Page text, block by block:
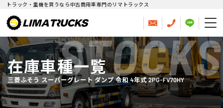
トラック・重機を買うなら中古商用車専門のリマトラックス
在庫車種一覧
三菱ふそう スーパーグレート ダンプ 令和 4年式 2PG-FV70HY
STOCKS